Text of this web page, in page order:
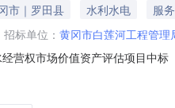
市｜罗田县 水利水电
服务
招标单位： 黄冈市白莲河工程管理
营权市场价值资产评估项目中
-1中标（成交）金额：15.00(万